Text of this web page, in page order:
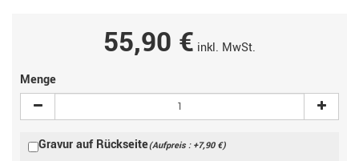
55,90 € inkl. MwSt.
Menge
Gravur auf Rückseite(Aufpreis : +7,90 €)